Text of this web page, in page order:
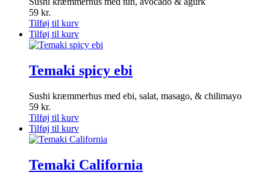
59 kr.
Tilføj til kurv
Tilføj til kurv
Temaki spicy ebi
Sushi kræmmerhus med ebi, salat, masago, & chilimayo
59 kr.
Tilføj til kurv
Tilføj til kurv
Temaki California